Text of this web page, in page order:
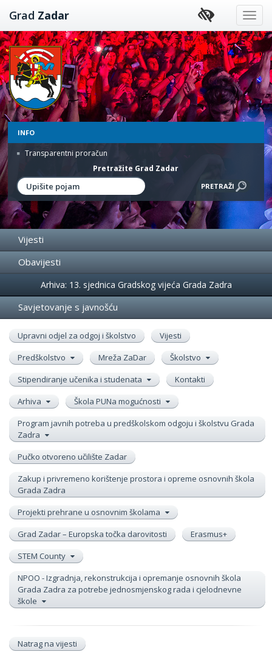
Preskoči
na
sadržaj
Grad Zadar
INFO
Transparentni proračun
Pretražite Grad Zadar
Vijesti
Obavijesti
Događanja
Arhiva: 13. sjednica Gradskog vijeća Grada Zadra
Savjetovanje s javnošću
Upravni odjel za odgoj i školstvo
Vijesti
Predškolstvo
Mreža ZaDar
Školstvo
Stipendiranje učenika i studenata
Kontakti
Arhiva
Škola PUNa mogućnosti
Program javnih potreba u predškolskom odgoju i školstvu Grada
Zadra
Pučko otvoreno učilište Zadar
Zakup i privremeno korištenje prostora i opreme osnovnih škola
Grada Zadra
Projekti prehrane u osnovnim školama
Grad Zadar – Europska točka darovitosti
Erasmus+
STEM County
NPOO - Izgradnja, rekonstrukcija i opremanje osnovnih škola
Grada Zadra za potrebe jednosmjenskog rada i cjelodnevne
škole
Natrag na vijesti